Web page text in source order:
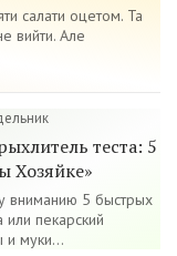
салати оцетом. Та
вийти. Але
теста: 5
Хозяйке»
вниманию 5 быстрых
пекарский
и муки...